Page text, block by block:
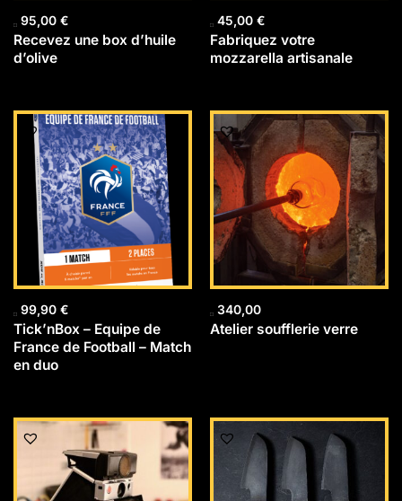
95,00 €
Recevez une box d’huile
d’olive
45,00 €
Fabriquez votre
mozzarella artisanale
99,90 €
Tick’nBox – Equipe de
France de Football – Match
en duo
340,00
Atelier soufflerie verre